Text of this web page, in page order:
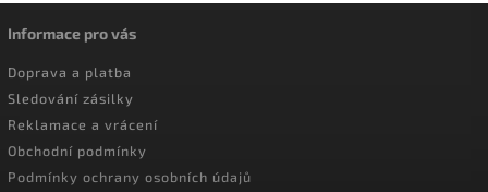
Informace pro vás
Doprava a platba
Sledování zásilky
Reklamace a vrácení
Obchodní podmínky
Podmínky ochrany osobních údajů